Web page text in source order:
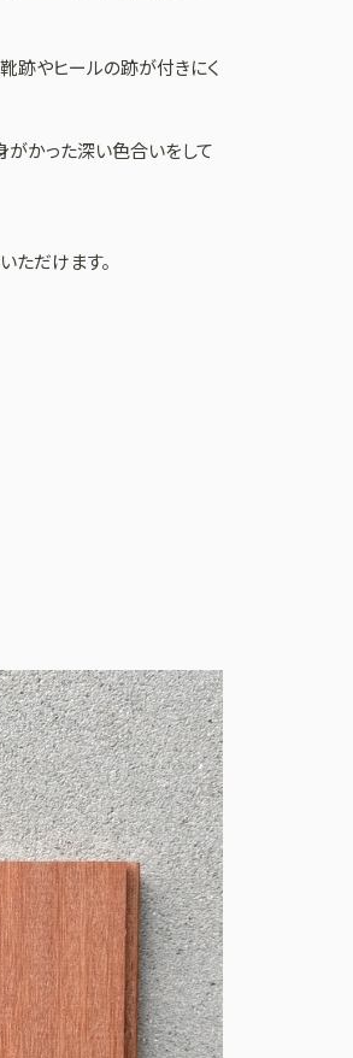
跡やヒールの跡が付きにく
がかった深い色合いをして
ただけます。